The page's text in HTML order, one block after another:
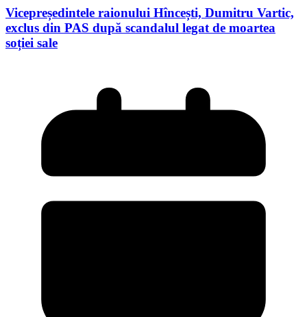
Vicepreședintele raionului Hîncești, Dumitru Vartic,
exclus din PAS după scandalul legat de moartea
soției sale